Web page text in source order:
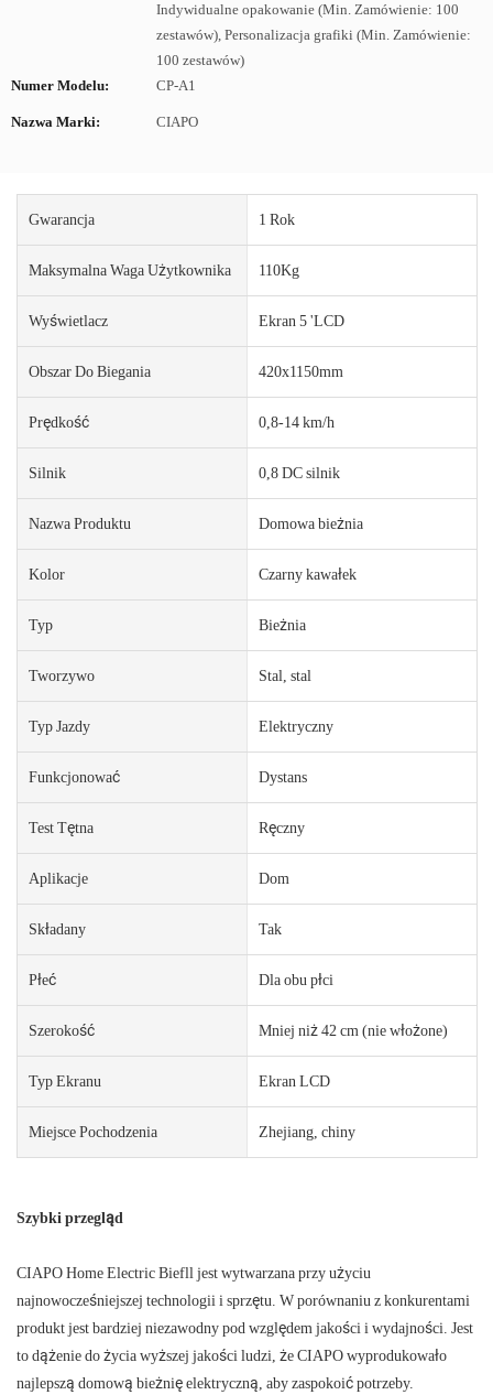
Indywidualne opakowanie (Min. Zamówienie: 100
zestawów), Personalizacja grafiki (Min. Zamówienie:
100 zestawów)
Numer Modelu:
CP-A1
Nazwa Marki: CIAPO
Gwarancja 1 Rok
Maksymalna Waga Użytkownika 110Kg
Wyświetlacz Ekran 5 'LCD
Obszar Do Biegania 420x1150mm
Prędkość 0,8-14 km/h
Silnik 0,8 DC silnik
Nazwa Produktu Domowa bieżnia
Kolor Czarny kawałek
Typ Bieżnia
Tworzywo Stal, stal
Typ Jazdy Elektryczny
Funkcjonować Dystans
Test Tętna Ręczny
Aplikacje Dom
Składany Tak
Płeć Dla obu płci
Szerokość Mniej niż 42 cm (nie włożone)
Typ Ekranu Ekran LCD
Miejsce Pochodzenia Zhejiang, chiny
Szybki przegląd
CIAPO Home Electric Biefll jest wytwarzana przy użyciu
najnowocześniejszej technologii i sprzętu. W porównaniu z konkurentami
produkt jest bardziej niezawodny pod względem jakości i wydajności. Jest
to dążenie do życia wyższej jakości ludzi, że CIAPO wyprodukowało
najlepszą domową bieżnię elektryczną, aby zaspokoić potrzeby.